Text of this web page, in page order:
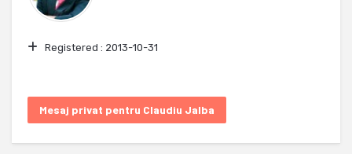
Registered : 2013-10-31
Mesaj privat pentru Claudiu Jalba